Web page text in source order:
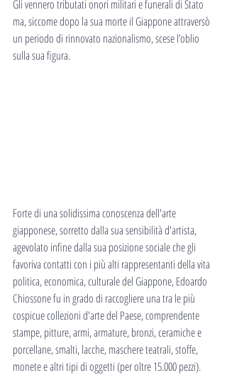
Gli vennero tributati onori militari e funerali di Stato
ma, siccome dopo la sua morte il Giappone attraversò
un periodo di rinnovato nazionalismo, scese l’oblio
sulla sua figura.
Forte di una solidissima conoscenza dell'arte
giapponese, sorretto dalla sua sensibilità d'artista,
agevolato infine dalla sua posizione sociale che gli
favoriva contatti con i più alti rappresentanti della vita
politica, economica, culturale del Giappone, Edoardo
Chiossone fu in grado di raccogliere una tra le più
cospicue collezioni d'arte del Paese, comprendente
stampe, pitture, armi, armature, bronzi, ceramiche e
porcellane, smalti, lacche, maschere teatrali, stoffe,
monete e altri tipi di oggetti (per oltre 15.000 pezzi).